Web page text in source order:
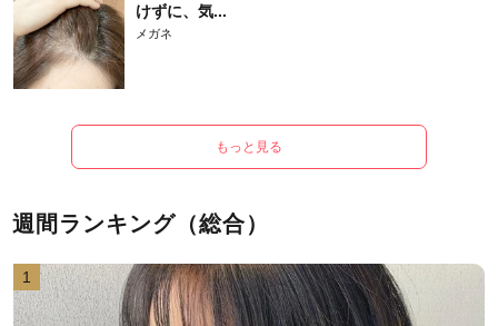
けずに、気...
メガネ
もっと見る
週間ランキング（総合）
1